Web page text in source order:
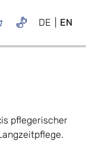
DE EN
pflegerischer